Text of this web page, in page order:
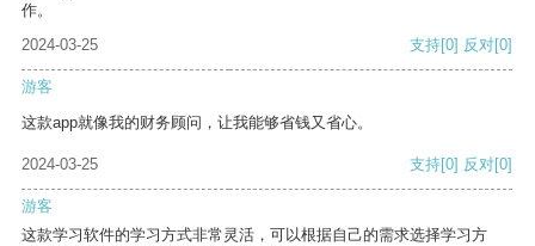
作。
2024-03-25
支持[0] 反对[0]
游客
这款app就像我的财务顾问，让我能够省钱又省心。
2024-03-25 支持[0] 反对[0]
游客
这款学习软件的学习方式非常灵活，可以根据自己的需求选择学习方